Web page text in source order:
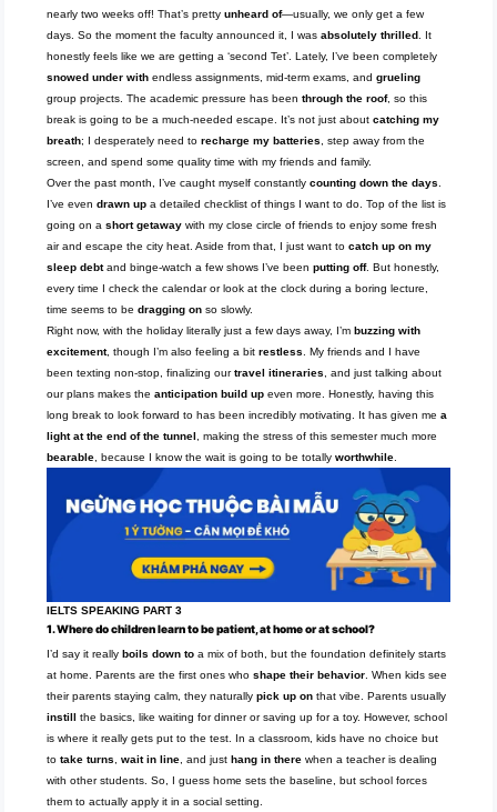
nearly two weeks off! That’s prettyunheard of—usually, we only get a few
days. So the moment the faculty announced it, I wasabsolutely thrilled . It
honestly feels like we are getting a ‘second Tet’. Lately, I’ve been completely
snowed under with endless assignments, mid-term exams, andgrueling
group projects. The academic pressure has beenthrough the roof, so this
break is going to be a much-needed escape. It’s not just aboutcatching my
breath; I desperately need torecharge my batteries
, step away from the
screen, and spend some quality time with my friends and family.
Over the past month, I’ve caught myself constantlycounting down the days
I’ve evendrawn up a detailed checklist of things I want to do. Top of the list is
going on ashort getaway with my close circle of friends to enjoy some fresh
air and escape the city heat. Aside from that, I just want tocatch up on my
sleep debtand binge-watch a few shows I’ve beenputting off. But honestly,
every time I check the calendar or look at the clock during a boring lecture,
time seems to bedragging on so slowly.
Right now, with the holiday literally just a few days away, I’mbuzzing with
excitement, though I’m also feeling a bitrestless
. My friends and I have
been texting non-stop, finalizing ourtravel itineraries
, and just talking about
our plans makes theanticipation build up even more. Honestly, having this
long break to look forward to has been incredibly motivating. It has given mea
light at the end of the tunnel
, making the stress of this semester much more
bearable , because I know the wait is going to be totallyworthwhile
IELTS SPEAKING PART 3
1. Where do children learn to be patient, at home or at school?
I’d say it reallyboils down to a mix of both, but the foundation definitely starts
at home. Parents are the first ones whoshape their behavior . When kids see
their parents staying calm, they naturallypick up on that vibe. Parents usually
instill the basics, like waiting for dinner or saving up for a toy. However, school
is where it really gets put to the test. In a classroom, kids have no choice but
totake turns ,wait in line , and justhang in there when a teacher is dealing
with other students. So, I guess home sets the baseline, but school forces
them to actually apply it in a social setting.